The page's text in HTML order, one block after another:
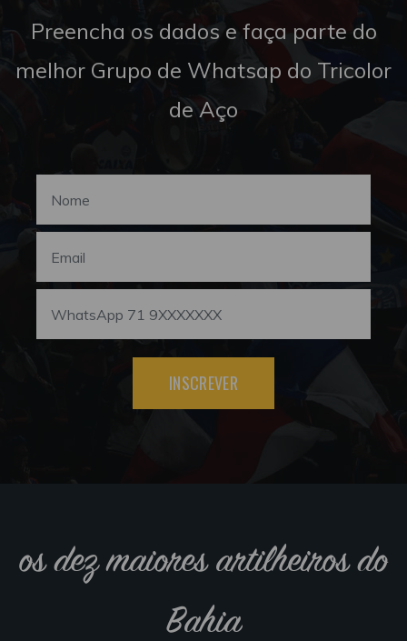
Preencha os dados e faça parte do
melhor Grupo de Whatsap do Tricolor
de Aço
INSCREVER
os dez maiores artilheiros do
Bahia